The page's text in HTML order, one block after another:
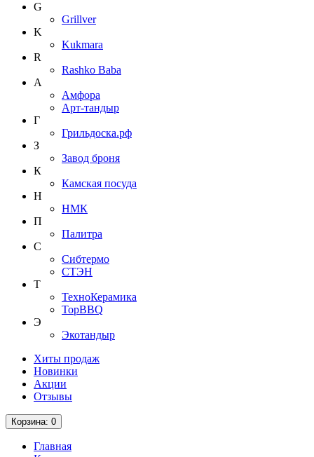
G
Grillver
K
Kukmara
R
Rashko Baba
А
Амфора
Арт-тандыр
Г
Грильдоска.рф
З
Завод броня
К
Камская посуда
Н
НМК
П
Палитра
С
Сибтермо
СТЭН
Т
ТехноКерамика
ТорBBQ
Э
Экотандыр
Хиты продаж
Новинки
Акции
Отзывы
Корзина: 0
Главная